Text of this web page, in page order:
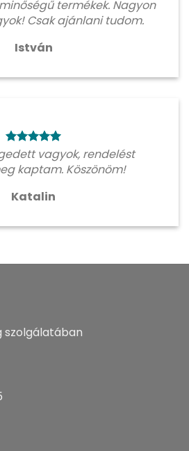
termékek. Nagyon
Csak ajánlani tudom.
István
vagyok, rendelést
kaptam. Köszönöm!
Katalin
szolgálatában